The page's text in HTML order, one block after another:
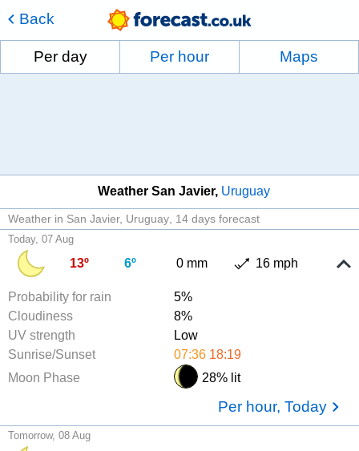
Back
Per day Per hour Maps
Weather San Javier Uruguay
Weather in San Javier, Uruguay 14 days forecast
Today, 07 Aug
13º 6º 0 mm 16 mph
Probability for rain
5%
Cloudiness
8%
UV strength
Low
Sunrise/Sunset
07:36 18:19
Moon Phase
28% lit
Per hour, Today
Tomorrow, 08 Aug